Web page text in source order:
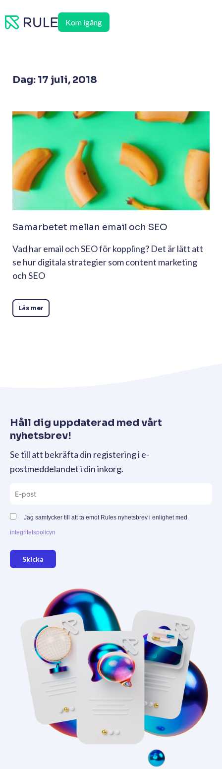
till
Kom igång
Dag: 17 juli, 2018
Samarbetet mellan email och SEO
Vad har email och SEO för koppling? Det är lätt att
se hur digitala strategier som content marketing
och SEO
Läs mer
Håll dig uppdaterad med vårt
nyhetsbrev!
Se till att bekräfta din registering i e-
postmeddelandet i din inkorg.
Jag samtycker till att ta emot Rules nyhetsbrev i enlighet med
integritetspolicyn
Skicka